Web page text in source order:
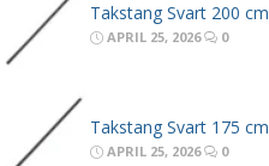
Takstang Svart 200 cm
APRIL 25, 2026 0
Takstang Svart 175 cm
APRIL 25, 2026 0